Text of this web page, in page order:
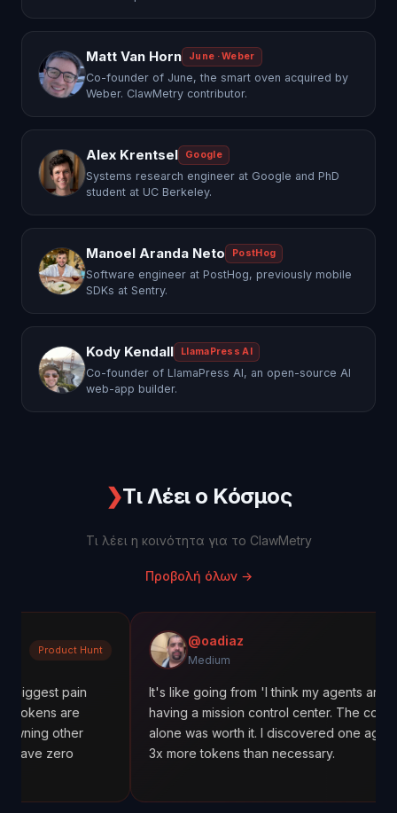
Matt Van Horn June · Weber
Co-founder of June, the smart oven acquired by
Weber. ClawMetry contributor.
Alex Krentsel Google
Systems research engineer at Google and PhD
student at UC Berkeley.
Manoel Aranda Neto PostHog
Software engineer at PostHog, previously mobile
SDKs at Sentry.
Kody Kendall LlamaPress AI
Co-founder of LlamaPress AI, an open-source AI
web-app builder.
❯Τι Λέει ο Κόσμος
Τι λέει η κοινότητα για το ClawMetry
Προβολή όλων→
@oadiaz
Medium
It's like going from 'I think my agents are working' to
having a mission control center. The cost tracking
alone was worth it. I discovered one agent was using
3x more tokens than necessary.